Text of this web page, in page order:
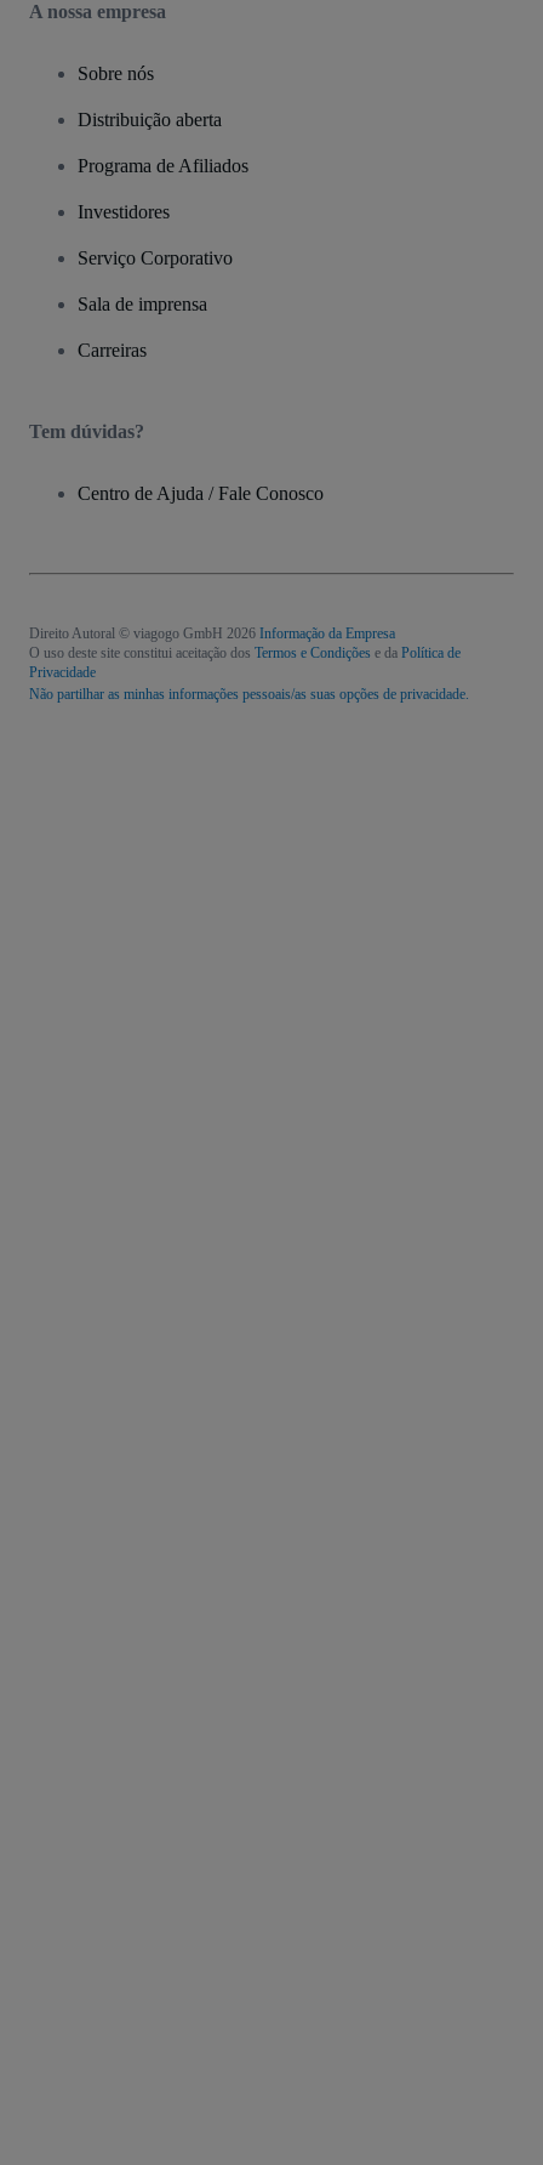
A nossa empresa
Sobre nós
Distribuição aberta
Programa de Afiliados
Investidores
Serviço Corporativo
Sala de imprensa
Carreiras
Tem dúvidas?
Centro de Ajuda / Fale Conosco
Direito Autoral © viagogo GmbH 2026 Informação da Empresa
O uso deste site constitui aceitação dos Termos e Condições e da Política de
Privacidade
Não partilhar as minhas informações pessoais/as suas opções de privacidade.